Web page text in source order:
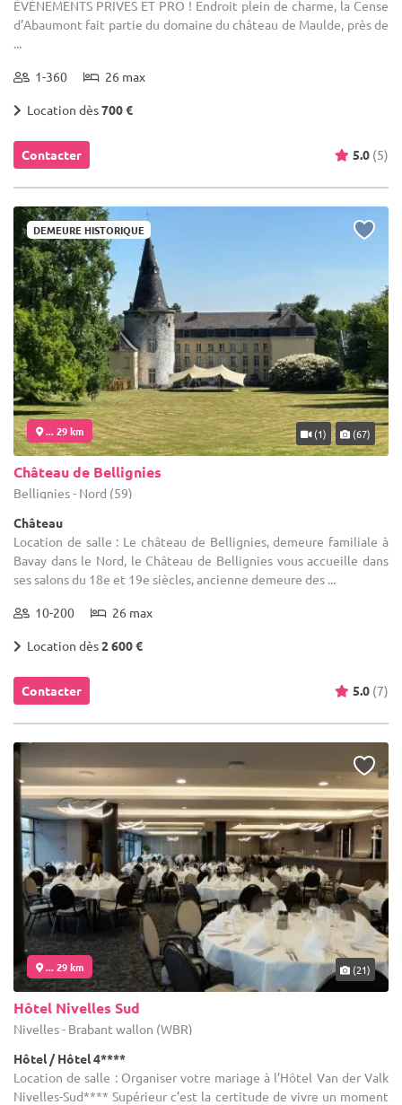
ÉVÉNEMENTS PRIVES ET PRO ! Endroit plein de charme, la Cense
d’Abaumont fait partie du domaine du château de Maulde, près de
...
1-360 26 max
Location dès700 €
Contacter 5.0 (5)
DEMEURE HISTORIQUE
... 29 km (1) (67)
Château de Bellignies
Bellignies - Nord (59)
Château
Location de salle : Le château de Bellignies, demeure familiale à
Bavay dans le Nord, le Château de Bellignies vous accueille dans
ses salons du 18e et 19e siècles, ancienne demeure des ...
10-200 26 max
Location dès2 600 €
Contacter 5.0 (7)
... 29 km (21)
Hôtel Nivelles Sud
Nivelles - Brabant wallon (WBR)
Hôtel / Hôtel 4****
Location de salle : Organiser votre mariage à l’Hôtel Van der Valk
Nivelles-Sud**** Supérieur c’est la certitude de vivre un moment